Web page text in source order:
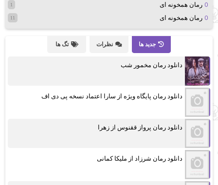
رمان همخونه ای 1
رمان همخونه ای 11
جدید ها نظرات تگ ها
دانلود رمان مخمور شب
دانلود رمان پایگاه ویژه از سارا اعتماد نسخه پی دی اف
دانلود رمان پرواز ققنوس از زهرا
دانلود رمان شرزاد از ملیکا کمانی